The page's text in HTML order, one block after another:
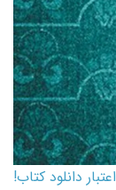
کارت اعتباری کتاب دانلود با 10,000,000 اعتبار دانلود کتاب!